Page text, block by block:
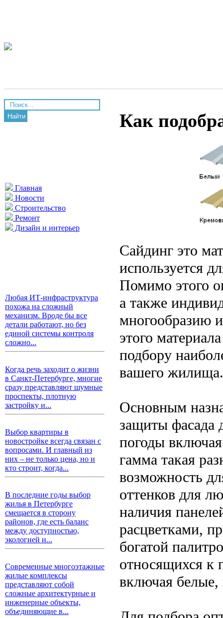
Найти
Главная
Новости
Строительство
Ремонт
Дизайн и интерьер
Любая ИТ-инфраструктура
похожа на сложный
механизм. Вроде бы все
детали работают, но без
единой системы контроля
сложно...
Когда речь заходит о жизни
в Санкт-Петербурге, многие
сразу представляют шумные
проспекты, плотную
застройку и...
Выбор квартиры в
новостройке всегда связан с
вопросами. И главный из
них – не только цена, но и
кто строит, когда...
В последние годы выбор
жилья в Петербурге
смещается в сторону
районов, где есть баланс
между доступностью,
экологией и...
Современные многоэтажные
жилые комплексы
представляют собой
сложные архитектурные и
инженерные объекты,
объединяющие в...
Как
Сайдинг это
используется
Помимо этого
а также
многообразию
этого
подбору
вашего жилища.
Основным
защиты фасада
погоды включая
гамма такая
возможность
оттенков для
наличия
расцветками,
богатой
относящихся к
включая белые,